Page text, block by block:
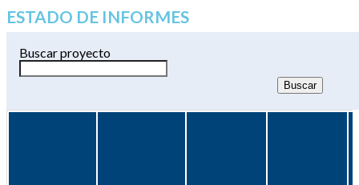
ESTADO DE INFORMES
Buscar proyecto